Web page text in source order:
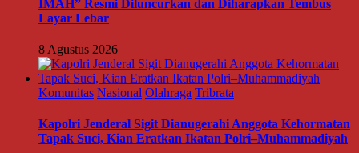
IMAH” Resmi Diluncurkan dan Diharapkan Tembus
Layar Lebar
8 Agustus 2026
Komunitas Nasional Olahraga Tribrata
Kapolri Jenderal Sigit Dianugerahi Anggota Kehormatan
Tapak Suci, Kian Eratkan Ikatan Polri–Muhammadiyah